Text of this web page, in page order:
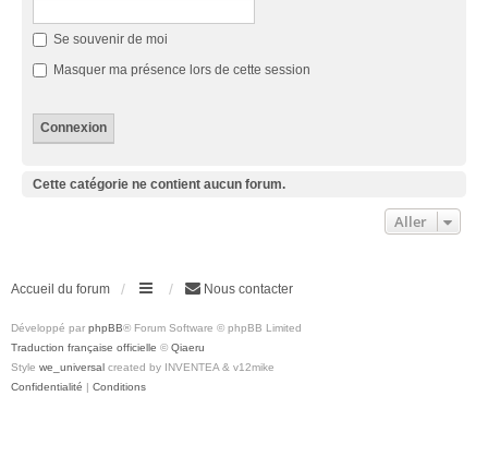
Se souvenir de moi
Masquer ma présence lors de cette session
Cette catégorie ne contient aucun forum.
Aller
Accueil du forum Nous contacter
Développé par phpBB® Forum Software © phpBB Limited
Traduction française officielle © Qiaeru
Style we_universal created by INVENTEA & v12mike
Confidentialité | Conditions